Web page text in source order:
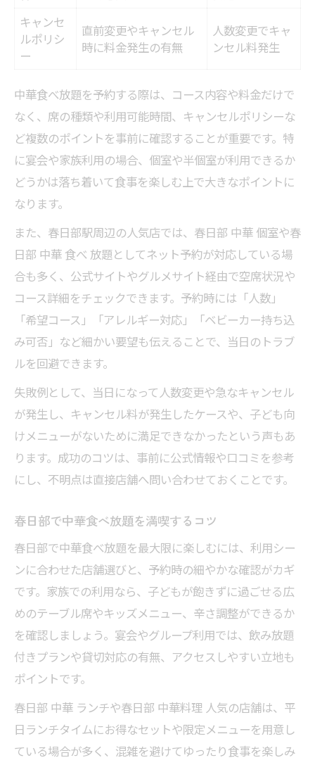
キャンセ
ルポリシ
ー
直前変更やキャンセル
時に料金発生の有無
人数変更でキャ
ンセル料発生
中華食べ放題を予約する際は、コース内容や料金だけで
なく、席の種類や利用可能時間、キャンセルポリシーな
ど複数のポイントを事前に確認することが重要です。特
に宴会や家族利用の場合、個室や半個室が利用できるか
どうかは落ち着いて食事を楽しむ上で大きなポイントに
なります。
また、春日部駅周辺の人気店では、春日部 中華 個室や春
日部 中華 食べ 放題としてネット予約が対応している場
合も多く、公式サイトやグルメサイト経由で空席状況や
コース詳細をチェックできます。予約時には「人数」
「希望コース」「アレルギー対応」「ベビーカー持ち込
み可否」など細かい要望も伝えることで、当日のトラブ
ルを回避できます。
失敗例として、当日になって人数変更や急なキャンセル
が発生し、キャンセル料が発生したケースや、子ども向
けメニューがないために満足できなかったという声もあ
ります。成功のコツは、事前に公式情報や口コミを参考
にし、不明点は直接店舗へ問い合わせておくことです。
春日部で中華食べ放題を満喫するコツ
春日部で中華食べ放題を最大限に楽しむには、利用シー
ンに合わせた店舗選びと、予約時の細やかな確認がカギ
です。家族での利用なら、子どもが飽きずに過ごせる広
めのテーブル席やキッズメニュー、辛さ調整ができるか
を確認しましょう。宴会やグループ利用では、飲み放題
付きプランや貸切対応の有無、アクセスしやすい立地も
ポイントです。
春日部 中華 ランチや春日部 中華料理 人気の店舗は、平
日ランチタイムにお得なセットや限定メニューを用意し
ている場合が多く、混雑を避けてゆったり食事を楽しみ